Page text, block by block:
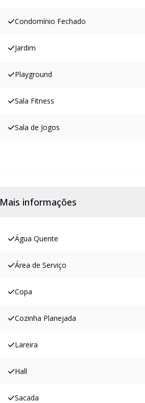
Condomínio Fechado
Jardim
Playground
Sala Fitness
Sala de Jogos
Mais informações
Água Quente
Área de Serviço
Copa
Cozinha Planejada
Lareira
Hall
Sacada